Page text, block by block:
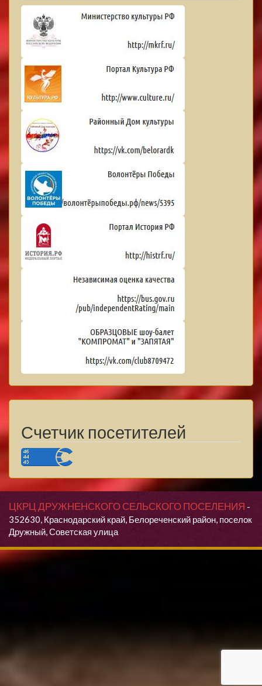
Счетчик посетителей
ЦКРЦ ДРУЖНЕНСКОГО СЕЛЬСКОГО ПОСЕЛЕНИЯ -
352630, Краснодарский край, Белореченский район, поселок
Дружный, Советская улица
Продолжая использовать данный сайт, Вы даете согласие на